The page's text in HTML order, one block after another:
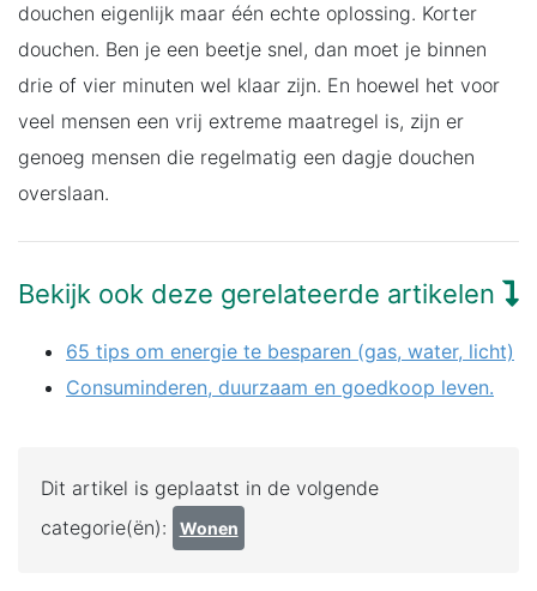
douchen eigenlijk maar één echte oplossing. Korter
douchen. Ben je een beetje snel, dan moet je binnen
drie of vier minuten wel klaar zijn. En hoewel het voor
veel mensen een vrij extreme maatregel is, zijn er
genoeg mensen die regelmatig een dagje douchen
overslaan.
Bekijk ook deze gerelateerde artikelen
65 tips om energie te besparen (gas, water, licht)
Consuminderen, duurzaam en goedkoop leven.
Dit artikel is geplaatst in de volgende
categorie(ën):
Wonen